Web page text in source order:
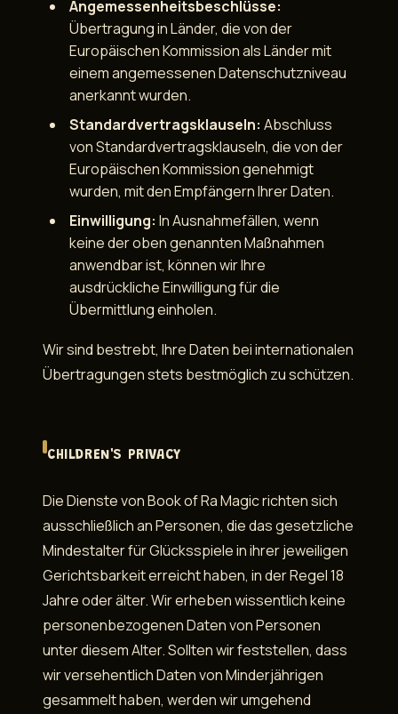
Angemessenheitsbeschlüsse:
Übertragung in Länder, die von der
Europäischen Kommission als Länder mit
einem angemessenen Datenschutzniveau
anerkannt wurden.
Standardvertragsklauseln: Abschluss
von Standardvertragsklauseln, die von der
Europäischen Kommission genehmigt
wurden, mit den Empfängern Ihrer Daten.
Einwilligung: In Ausnahmefällen, wenn
keine der oben genannten Maßnahmen
anwendbar ist, können wir Ihre
ausdrückliche Einwilligung für die
Übermittlung einholen.
Wir sind bestrebt, Ihre Daten bei internationalen
Übertragungen stets bestmöglich zu schützen.
CHILDREN'S PRIVACY
Die Dienste von Book of Ra Magic richten sich
ausschließlich an Personen, die das gesetzliche
Mindestalter für Glücksspiele in ihrer jeweiligen
Gerichtsbarkeit erreicht haben, in der Regel 18
Jahre oder älter. Wir erheben wissentlich keine
personenbezogenen Daten von Personen
unter diesem Alter. Sollten wir feststellen, dass
wir versehentlich Daten von Minderjährigen
gesammelt haben, werden wir umgehend